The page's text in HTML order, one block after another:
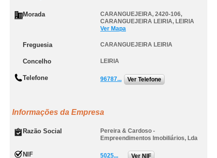
Morada CARANGUEJEIRA, 2420-106,
CARANGUEJEIRA LEIRIA, LEIRIA
Ver Mapa
Freguesia CARANGUEJEIRA LEIRIA
Concelho LEIRIA
Telefone 96787... Ver Telefone
Informações da Empresa
Razão Social
Pereira & Cardoso -
Empreendimentos Imobiliários, Lda
NIF 5025... Ver NIF